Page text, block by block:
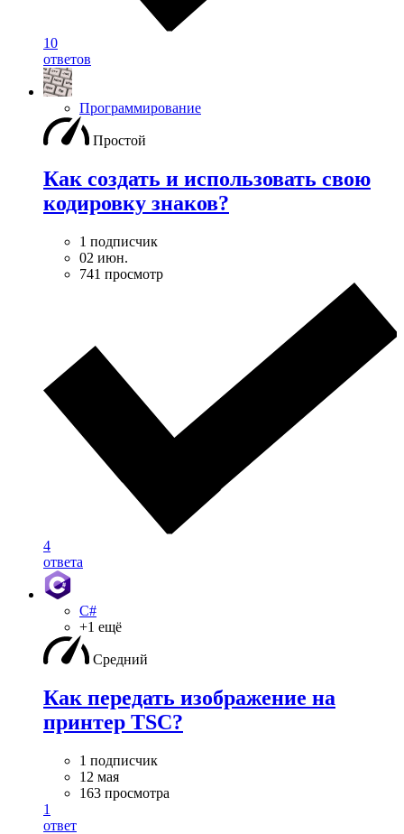
10
ответов
Программирование
Простой
Как создать и использовать свою
кодировку знаков?
1 подписчик
02 июн.
741 просмотр
4
ответа
C#
+1 ещё
Средний
Как передать изображение на
принтер TSC?
1 подписчик
12 мая
163 просмотра
1
ответ